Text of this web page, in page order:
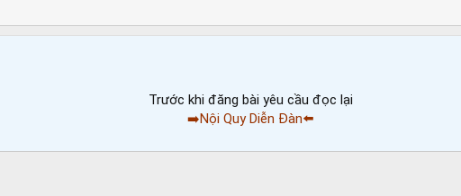
Trước khi đăng bài yêu cầu đọc lại
➡️Nội Quy Diễn Đàn⬅️